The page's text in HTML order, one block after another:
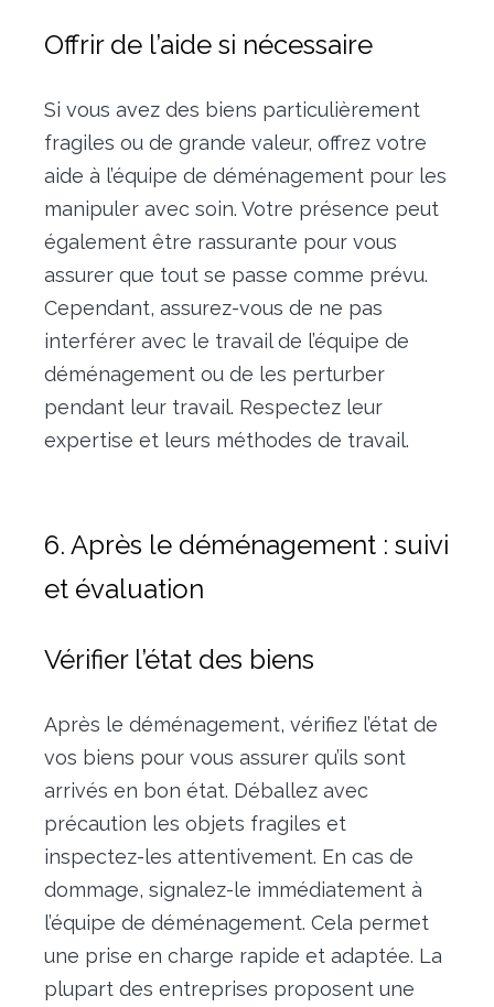
Offrir de l’aide si nécessaire
Si vous avez des biens particulièrement
fragiles ou de grande valeur, offrez votre
aide à l’équipe de déménagement pour les
manipuler avec soin. Votre présence peut
également être rassurante pour vous
assurer que tout se passe comme prévu.
Cependant, assurez-vous de ne pas
interférer avec le travail de l’équipe de
déménagement ou de les perturber
pendant leur travail. Respectez leur
expertise et leurs méthodes de travail.
6. Après le déménagement : suivi
et évaluation
Vérifier l’état des biens
Après le déménagement, vérifiez l’état de
vos biens pour vous assurer qu’ils sont
arrivés en bon état. Déballez avec
précaution les objets fragiles et
inspectez-les attentivement. En cas de
dommage, signalez-le immédiatement à
l’équipe de déménagement. Cela permet
une prise en charge rapide et adaptée. La
plupart des entreprises proposent une